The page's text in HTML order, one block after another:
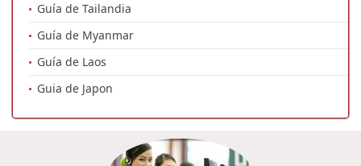
Guía de Tailandia
Guía de Myanmar
Guía de Laos
Guia de Japon